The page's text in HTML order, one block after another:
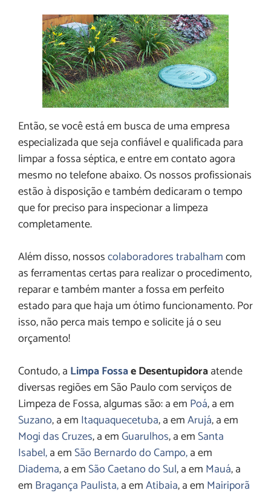
Então, se você está em busca de uma empresa
especializada que seja confiável e qualificada para
limpar a fossa séptica, e entre em contato agora
mesmo no telefone abaixo. Os nossos profissionais
estão à disposição e também dedicaram o tempo
que for preciso para inspecionar a limpeza
completamente.
Além disso, nossoscolaboradores trabalhamcom
as ferramentas certas para realizar o procedimento,
reparar e também manter a fossa em perfeito
estado para que haja um ótimo funcionamento. Por
isso, não perca mais tempo e solicite já o seu
orçamento!
Contudo, a Limpa Fossae Desentupidoraatende
diversas regiões em São Paulo com serviços de
Limpeza de Fossa, algumas são: a em Poá, a em
Suzano, a em Itaquaquecetuba, a emArujá, a em
Mogi das Cruzes, a emGuarulhos, a emSanta
Isabel,a emSão Bernardo do Campo,a em
Diadema, a emSão Caetano do Sul, a em Mauá, a
em Bragança Paulista,a emAtibaia, a em Mairiporã